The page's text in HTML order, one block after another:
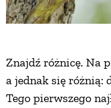
Znajdź różnicę. Na
a jednak się różnią:
Tego pierwszego